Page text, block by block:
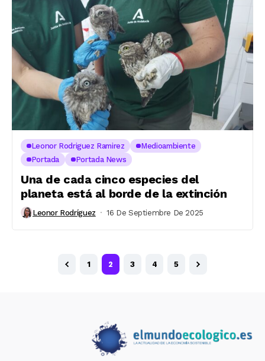
Leonor Rodriguez Ramirez
Medioambiente
Portada
Portada News
Una de cada cinco especies del
planeta está al borde de la extinción
Leonor Rodríguez 16 De Septiembre De 2025
1 2 3 4 5